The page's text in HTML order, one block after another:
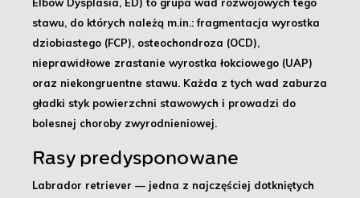
stawu, do których należą m.in.: fragmentacja wyrostka
dziobiastego (FCP), osteochondroza (OCD),
nieprawidłowe zrastanie wyrostka łokciowego (UAP)
oraz niekongruentne stawu. Każda z tych wad zaburza
gładki styk powierzchni stawowych i prowadzi do
bolesnej choroby zwyrodnieniowej.
Rasy predysponowane
Labrador retriever — jedna z najczęściej dotkniętych